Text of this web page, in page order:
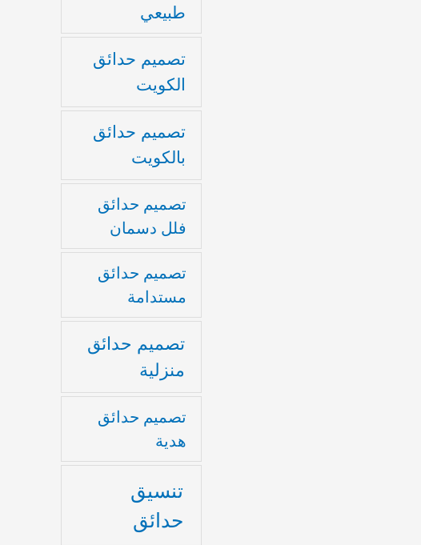
طبيعي
تصميم حدائق
الكويت
تصميم حدائق
بالكويت
تصميم حدائق
فلل دسمان
تصميم حدائق
مستدامة
تصميم حدائق
منزلية
تصميم حدائق
هدية
تنسيق
حدائق